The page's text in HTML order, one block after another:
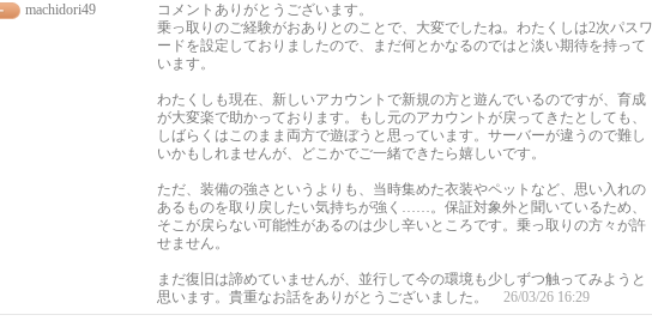
machidori49
コメントありがとうございます。
乗っ取りのご経験がおありとのことで、大変でしたね。わたくしは2次パスワ
ードを設定しておりましたので、まだ何とかなるのではと淡い期待を持って
います。
わたくしも現在、新しいアカウントで新規の方と遊んでいるのですが、育成
が大変楽で助かっております。もし元のアカウントが戻ってきたとしても、
しばらくはこのまま両方で遊ぼうと思っています。サーバーが違うので難し
いかもしれませんが、どこかでご一緒できたら嬉しいです。
ただ、装備の強さというよりも、当時集めた衣装やペットなど、思い入れの
あるものを取り戻したい気持ちが強く……。保証対象外と聞いているため、
そこが戻らない可能性があるのは少し辛いところです。乗っ取りの方々が許
せません。
まだ復旧は諦めていませんが、並行して今の環境も少しずつ触ってみようと
思います。貴重なお話をありがとうございました。
26/03/26 16:29